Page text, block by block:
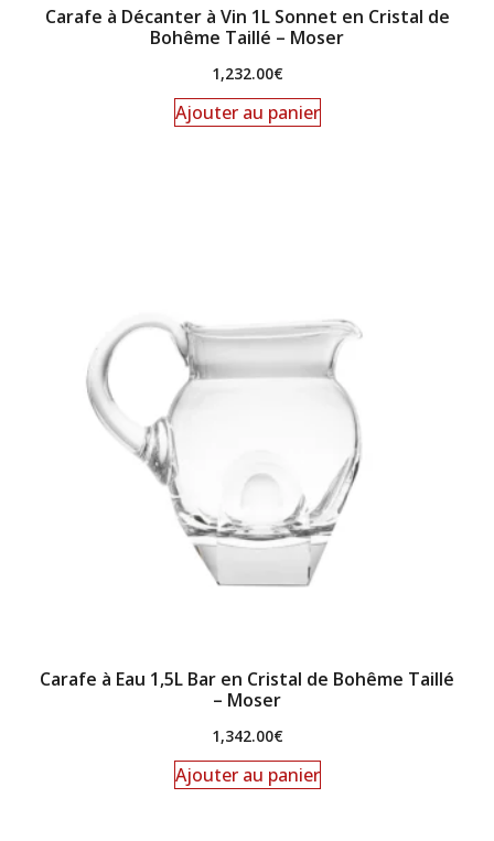
Carafe à Décanter à Vin 1L Sonnet en Cristal de
Bohême Taillé – Moser
1,232.00€
Ajouter au panier
Carafe à Eau 1,5L Bar en Cristal de Bohême Taillé
– Moser
1,342.00€
Ajouter au panier